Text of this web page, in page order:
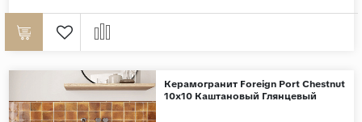
Керамогранит Foreign Port Chestnut
10x10 Каштановый Глянцевый